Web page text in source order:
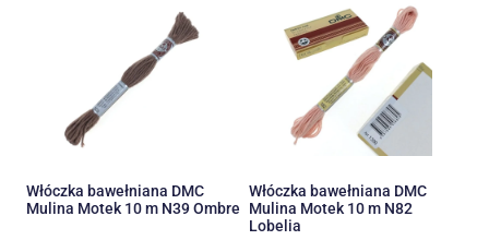
Włóczka bawełniana DMC
Mulina Motek 10 m N39 Ombre
Włóczka bawełniana DMC
Mulina Motek 10 m N82
Lobelia